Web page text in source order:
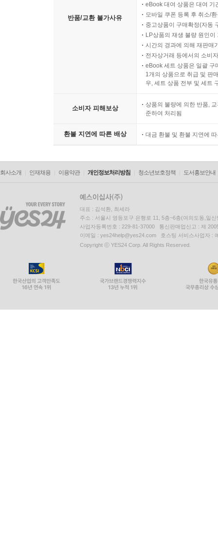
반품/교환 불가사유
eBook 대여 상품은 대여 기
모바일 쿠폰 등록 후 취소/
중고상품이 구매확정(자동
LP상품의 재생 불량 원인
시간의 경과에 의해 재판매
전자상거래 등에서의 소비
eBook 세트 상품은 일괄 구
1개의 상품으로 취급 및 판
우, 세트 상품 전부 및 세트
소비자 피해보상
상품의 불량에 의한 반품,
준하여 처리됨
환불 지연에 따른 배상 대금 환불 및 환불 지연에
회사소개 인재채용 이용약관 개인정보처리방침 청소년보호정책 도서홍보안내
대표 : 김석환, 최세라
주소 : 서울시 영등포구 은행로 11, 5층~6층(여의도동,일신
사업자등록번호 : 229-81-37000 통신판매업신고 : 제
이메일 : yes24help@yes24.com 호스팅 서비스사업자 :
Copyright ⓒ YES24 Corp. All Rights Reserved.